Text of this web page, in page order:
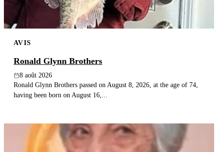
AVIS
Ronald Glynn Brothers
8 août 2026
Ronald Glynn Brothers passed on August 8, 2026, at the age of 74,
having been born on August 16,...